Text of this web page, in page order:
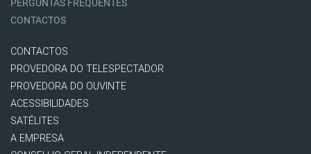
PERGUNTAS FREQUENTES
CONTACTOS
CONTACTOS
PROVEDORA DO TELESPECTADOR
PROVEDORA DO OUVINTE
ACESSIBILIDADES
SATÉLITES
A EMPRESA